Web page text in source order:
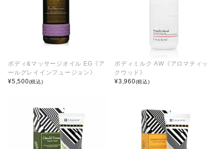
ボディ&マッサージオイル EG《ア
ールグレイインフュージョン》
¥5,500(税込)
ボディミルク AW《アロマティッ
クウッド》
¥3,960(税込)